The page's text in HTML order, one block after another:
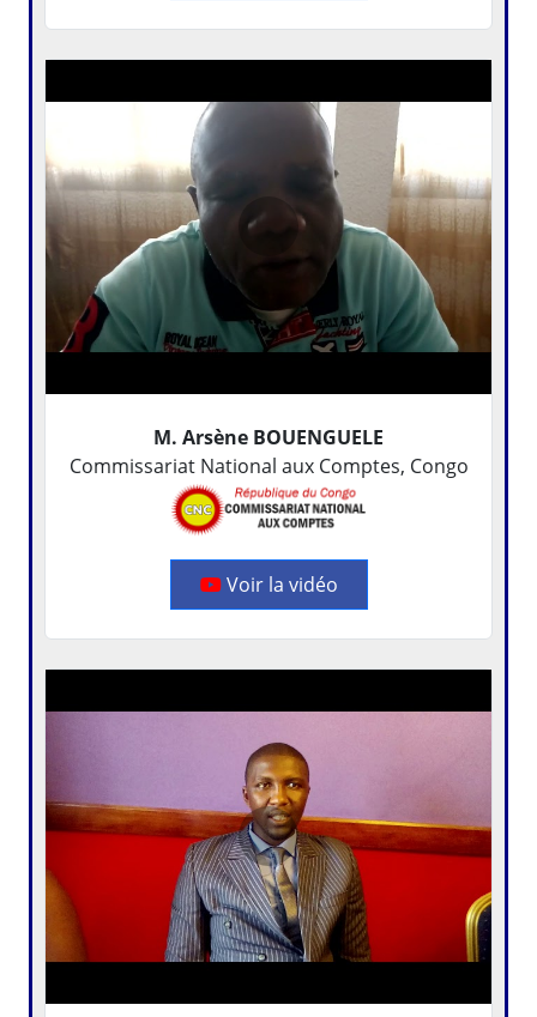
M. Arsène BOUENGUELE
Commissariat National aux Comptes, Congo
Voir la vidéo